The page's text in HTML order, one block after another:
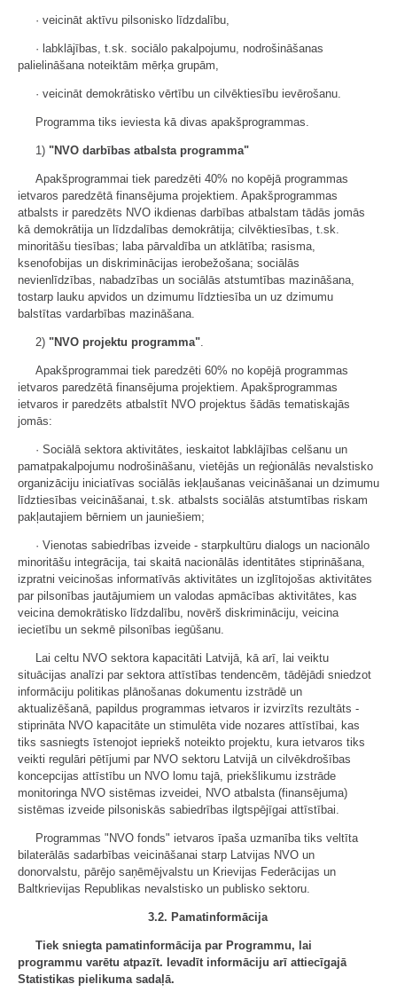
· veicināt aktīvu pilsonisko līdzdalību,
· labklājības, t.sk. sociālo pakalpojumu, nodrošināšanas
palielināšana noteiktām mērķa grupām,
· veicināt demokrātisko vērtību un cilvēktiesību ievērošanu.
Programma tiks ieviesta kā divas apakšprogrammas.
1) "NVO darbības atbalsta programma"
Apakšprogrammai tiek paredzēti 40% no kopējā programmas
ietvaros paredzētā finansējuma projektiem. Apakšprogrammas
atbalsts ir paredzēts NVO ikdienas darbības atbalstam tādās jomās
kā demokrātija un līdzdalības demokrātija; cilvēktiesības, t.sk.
minoritāšu tiesības; laba pārvaldība un atklātība; rasisma,
ksenofobijas un diskriminācijas ierobežošana; sociālās
nevienlīdzības, nabadzības un sociālās atstumtības mazināšana,
tostarp lauku apvidos un dzimumu līdztiesība un uz dzimumu
balstītas vardarbības mazināšana.
2) "NVO projektu programma"
Apakšprogrammai tiek paredzēti 60% no kopējā programmas
ietvaros paredzētā finansējuma projektiem. Apakšprogrammas
ietvaros ir paredzēts atbalstīt NVO projektus šādās tematiskajās
jomās:
· Sociālā sektora aktivitātes, ieskaitot labklājības celšanu un
pamatpakalpojumu nodrošināšanu, vietējās un reģionālās nevalstisko
organizāciju iniciatīvas sociālās iekļaušanas veicināšanai un dzimumu
līdztiesības veicināšanai, t.sk. atbalsts sociālās atstumtības riskam
pakļautajiem bērniem un jauniešiem;
· Vienotas sabiedrības izveide - starpkultūru dialogs un nacionālo
minoritāšu integrācija, tai skaitā nacionālās identitātes stiprināšana,
izpratni veicinošas informatīvās aktivitātes un izglītojošas aktivitātes
par pilsonības jautājumiem un valodas apmācības aktivitātes, kas
veicina demokrātisko līdzdalību, novērš diskrimināciju, veicina
iecietību un sekmē pilsonības iegūšanu.
Lai celtu NVO sektora kapacitāti Latvijā, kā arī, lai veiktu
situācijas analīzi par sektora attīstības tendencēm, tādējādi sniedzot
informāciju politikas plānošanas dokumentu izstrādē un
aktualizēšanā, papildus programmas ietvaros ir izvirzīts rezultāts -
stiprināta NVO kapacitāte un stimulēta vide nozares attīstībai, kas
tiks sasniegts īstenojot iepriekš noteikto projektu, kura ietvaros tiks
veikti regulāri pētījumi par NVO sektoru Latvijā un cilvēkdrošības
koncepcijas attīstību un NVO lomu tajā, priekšlikumu izstrāde
monitoringa NVO sistēmas izveidei, NVO atbalsta (finansējuma)
sistēmas izveide pilsoniskās sabiedrības ilgtspējīgai attīstībai.
Programmas "NVO fonds" ietvaros īpaša uzmanība tiks veltīta
bilaterālās sadarbības veicināšanai starp Latvijas NVO un
donorvalstu, pārējo saņēmējvalstu un Krievijas Federācijas un
Baltkrievijas Republikas nevalstisko un publisko sektoru.
3.2. Pamatinformācija
Tiek sniegta pamatinformācija par Programmu, lai
programmu varētu atpazīt. Ievadīt informāciju arī attiecīgajā
Statistikas pielikuma sadaļā.